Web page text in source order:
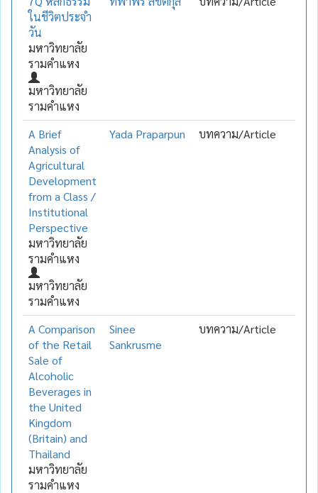
ในชีวิตประจำ
วัน
มหาวิทยาลัย
รามคำแหง
มหาวิทยาลัย
รามคำแหง
A Brief
Analysis of
Agricultural
Development
from a Class /
Institutional
Perspective
มหาวิทยาลัย
รามคำแหง
มหาวิทยาลัย
รามคำแหง
Yada Praparpun บทความ/Article
A Comparison
of the Retail
Sale of
Alcoholic
Beverages in
the United
Kingdom
(Britain) and
Thailand
มหาวิทยาลัย
รามคำแหง
Sinee
Sankrusme
บทความ/Article